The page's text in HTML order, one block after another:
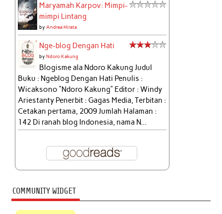
Maryamah Karpov: Mimpi-
mimpi Lintang
by Andrea Hirata
Nge-blog Dengan Hati
byNdoro Kakung
Blogisme ala Ndoro Kakung Judul
Buku : Ngeblog Dengan Hati Penulis :
Wicaksono “Ndoro Kakung” Editor : Windy
Ariestanty Penerbit : Gagas Media, Terbitan :
Cetakan pertama, 2009 Jumlah Halaman :
142 Di ranah blog Indonesia, nama N...
COMMUNITY WIDGET